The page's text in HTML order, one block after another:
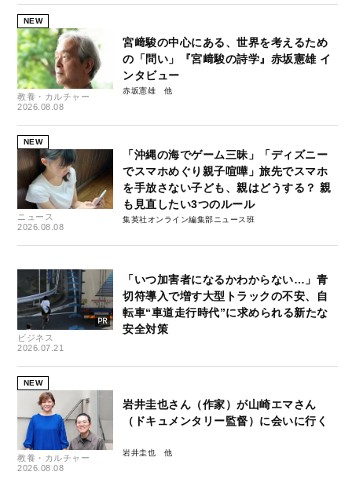
NEW
教養・カルチャー
2026.08.08
宮﨑駿の中心にある、世界を考えるため
の「問い」『宮﨑駿の詩学』赤坂憲雄 イ
ンタビュー
赤坂憲雄
NEW
ニュース
2026.08.08
「沖縄の海でゲーム三昧」「ディズニー
でスマホめぐり親子喧嘩」旅先でスマホ
を手放さない子ども、親はどうする？ 親
も見直したい3つのルール
集英社オンライン編集部ニュース班
ビジネス
2026.07.21
「いつ加害者になるかわからない…」青
切符導入で増す大型トラックの不安、自
転車“車道走行時代”に求められる新たな
安全対策
NEW
教養・カルチャー
2026.08.08
岩井圭也さん（作家）が山崎エマさん
（ドキュメンタリー監督）に会いに行く
岩井圭也